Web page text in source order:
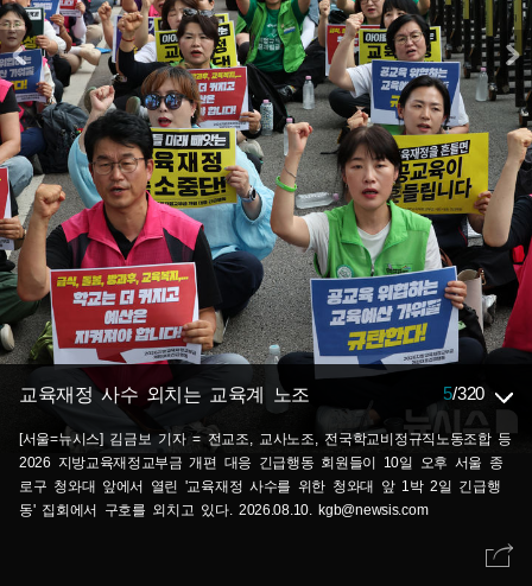
교육재정 사수 외치는 교육계 노조 5/320
[서울=뉴시스] 김금보 기자 = 전교조, 교사노조, 전국학교비정규직노동조합 등
2026 지방교육재정교부금 개편 대응 긴급행동 회원들이 10일 오후 서울 종
로구 청와대 앞에서 열린 '교육재정 사수를 위한 청와대 앞 1박 2일 긴급행
동' 집회에서 구호를 외치고 있다. 2026.08.10. kgb@newsis.com